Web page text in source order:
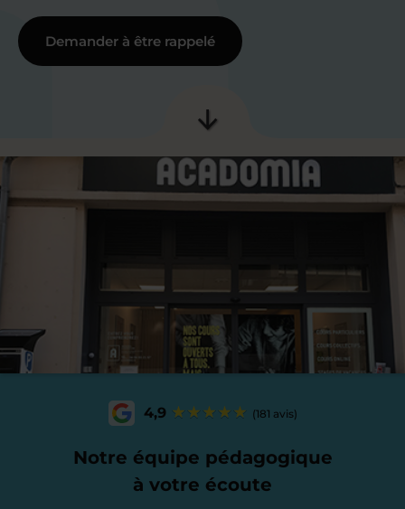
Demander à être rappelé
4,9 (181 avis)
Notre équipe pédagogique
à votre écoute